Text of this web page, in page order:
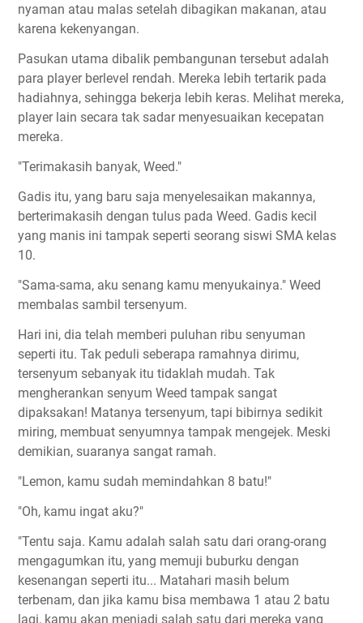
nyaman atau malas setelah dibagikan makanan, atau
karena kekenyangan.
Pasukan utama dibalik pembangunan tersebut adalah
para player berlevel rendah. Mereka lebih tertarik pada
hadiahnya, sehingga bekerja lebih keras. Melihat mereka,
player lain secara tak sadar menyesuaikan kecepatan
mereka.
"Terimakasih banyak, Weed."
Gadis itu, yang baru saja menyelesaikan makannya,
berterimakasih dengan tulus pada Weed. Gadis kecil
yang manis ini tampak seperti seorang siswi SMA kelas
10.
"Sama-sama, aku senang kamu menyukainya." Weed
membalas sambil tersenyum.
Hari ini, dia telah memberi puluhan ribu senyuman
seperti itu. Tak peduli seberapa ramahnya dirimu,
tersenyum sebanyak itu tidaklah mudah. Tak
mengherankan senyum Weed tampak sangat
dipaksakan! Matanya tersenyum, tapi bibirnya sedikit
miring, membuat senyumnya tampak mengejek. Meski
demikian, suaranya sangat ramah.
"Lemon, kamu sudah memindahkan 8 batu!"
"Oh, kamu ingat aku?"
"Tentu saja. Kamu adalah salah satu dari orang-orang
mengagumkan itu, yang memuji buburku dengan
kesenangan seperti itu... Matahari masih belum
terbenam, dan jika kamu bisa membawa 1 atau 2 batu
lagi, kamu akan menjadi salah satu dari mereka yang